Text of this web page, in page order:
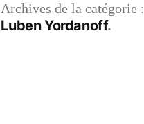
Archives de la catégorie :
Luben Yordanoff